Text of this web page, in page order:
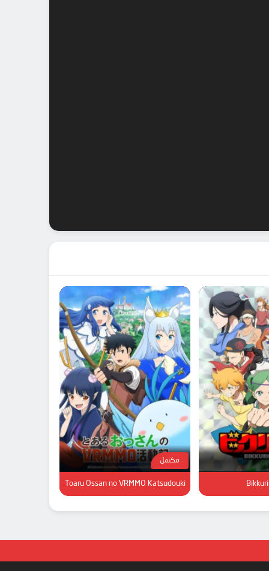
مكتمل
Toaru Ossan no VRMMO Katsudouki